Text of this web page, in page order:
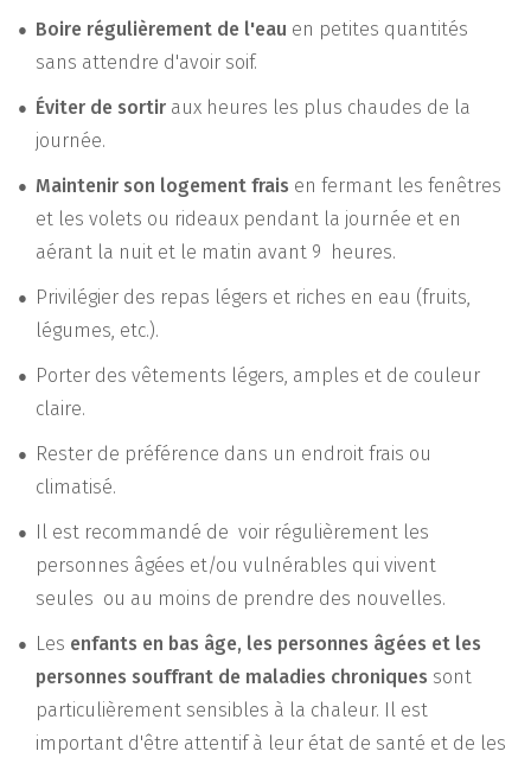
Boire régulièrement de l'eau en petites quantités
sans attendre d'avoir soif.
Éviter de sortir aux heures les plus chaudes de la
journée.
Maintenir son logement frais en fermant les fenêtres
et les volets ou rideaux pendant la journée et en
aérant la nuit et le matin avant 9 heures.
Privilégier des repas légers et riches en eau (fruits,
légumes, etc.).
Porter des vêtements légers, amples et de couleur
claire.
Rester de préférence dans un endroit frais ou
climatisé.
Il est recommandé de voir régulièrement les
personnes âgées et/ou vulnérables qui vivent
seules ou au moins de prendre des nouvelles.
Les enfants en bas âge, les personnes âgées et les
personnes souffrant de maladies chroniques sont
particulièrement sensibles à la chaleur. Il est
important d'être attentif à leur état de santé et de les